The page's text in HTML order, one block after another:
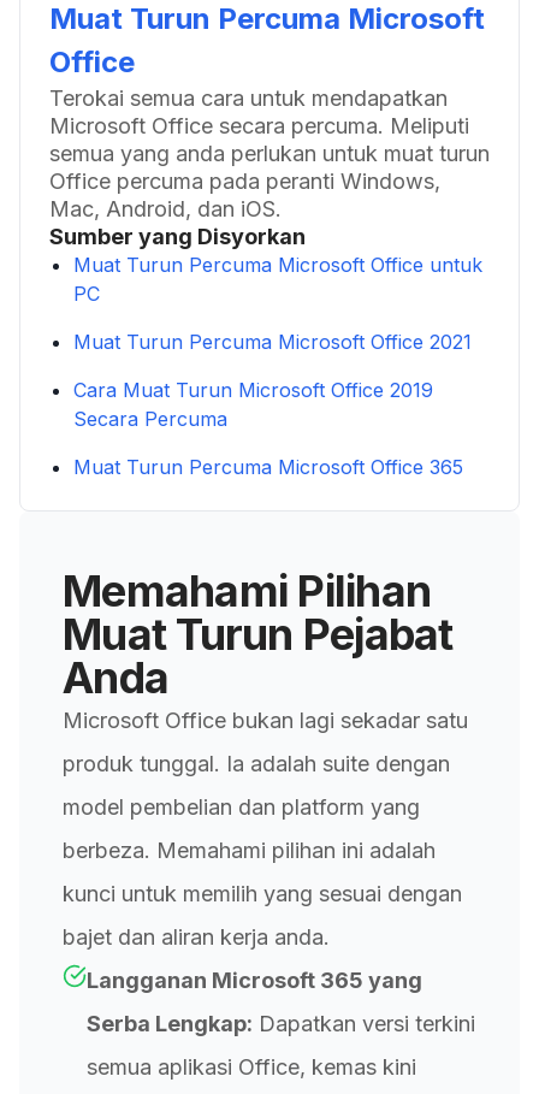
Muat Turun Percuma Microsoft
Office
Terokai semua cara untuk mendapatkan
Microsoft Office secara percuma. Meliputi
semua yang anda perlukan untuk muat turun
Office percuma pada peranti Windows,
Mac, Android, dan iOS.
Sumber yang Disyorkan
Muat Turun Percuma Microsoft Office untuk
PC
Muat Turun Percuma Microsoft Office 2021
Cara Muat Turun Microsoft Office 2019
Secara Percuma
Muat Turun Percuma Microsoft Office 365
Memahami Pilihan
Muat Turun Pejabat
Anda
Microsoft Office bukan lagi sekadar satu
produk tunggal. Ia adalah suite dengan
model pembelian dan platform yang
berbeza. Memahami pilihan ini adalah
kunci untuk memilih yang sesuai dengan
bajet dan aliran kerja anda.
Langganan Microsoft 365 yang
Serba Lengkap: Dapatkan versi terkini
semua aplikasi Office, kemas kini